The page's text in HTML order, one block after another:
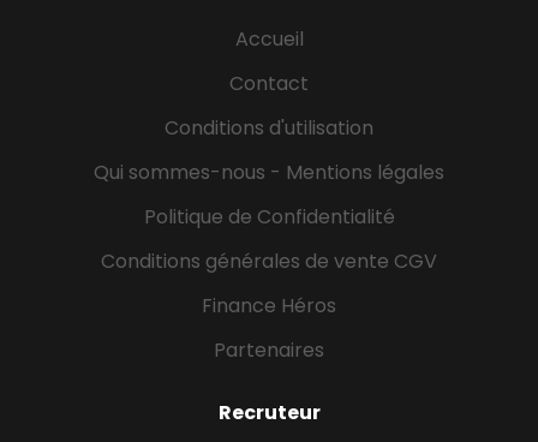
Accueil
Contact
Conditions d'utilisation
Qui sommes-nous - Mentions légales
Politique de Confidentialité
Conditions générales de vente CGV
Finance Héros
Partenaires
Recruteur